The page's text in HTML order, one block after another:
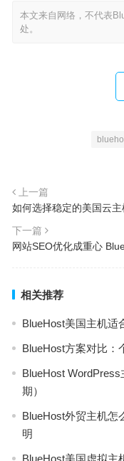
本文来自网络，不代表
处。
上一篇
如何选择稳定的美国云主
下一篇
网站SEO优化成重心
相关推荐
BlueHost美国主机适
BlueHost方案对比：
BlueHost
期）
BlueHost外贸主机怎
明